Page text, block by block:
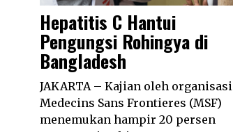
Hepatitis C Hantui
Pengungsi Rohingya di
Bangladesh
JAKARTA – Kajian oleh organisasi
Medecins Sans Frontieres (MSF)
menemukan hampir 20 persen